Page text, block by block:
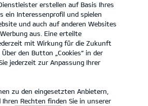
erstellen auf Basis Ihres
ein Interessenprofil und spielen
und auch auf anderen Websites
aus. Eine erteilte
mit Wirkung für die Zukunft
den Button „Cookies“ in der
jederzeit zur Anpassung Ihrer
zu den eingesetzten Anbietern,
Ihren Rechten finden Sie in unserer